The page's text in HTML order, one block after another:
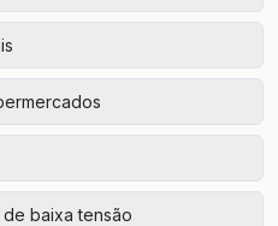
baixa tensão